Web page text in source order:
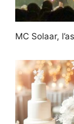
MC Solaar,